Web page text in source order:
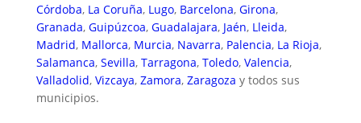
Córdoba, La Coruña, Lugo, Barcelona, Girona,
Granada, Guipúzcoa, Guadalajara, Jaén, Lleida,
Madrid, Mallorca, Murcia, Navarra, Palencia, La Rioja,
Salamanca, Sevilla, Tarragona, Toledo, Valencia,
Valladolid, Vizcaya, Zamora, Zaragoza y todos sus
municipios.